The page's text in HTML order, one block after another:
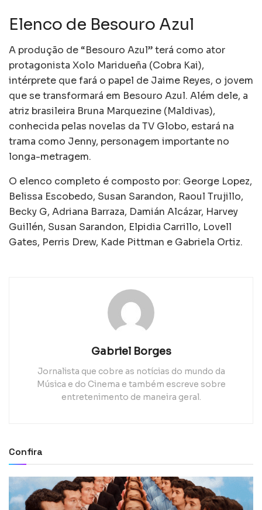
Elenco de Besouro Azul
A produção de “Besouro Azul” terá como ator
protagonista Xolo Maridueña (Cobra Kai),
intérprete que fará o papel de Jaime Reyes, o jovem
que se transformará em Besouro Azul. Além dele, a
atriz brasileira Bruna Marquezine (Maldivas),
conhecida pelas novelas da TV Globo, estará na
trama como Jenny, personagem importante no
longa-metragem.
O elenco completo é composto por: George Lopez,
Belissa Escobedo, Susan Sarandon, Raoul Trujillo,
Becky G, Adriana Barraza, Damián Alcázar, Harvey
Guillén, Susan Sarandon, Elpidia Carrillo, Lovell
Gates, Perris Drew, Kade Pittman e Gabriela Ortiz.
Gabriel Borges
Jornalista que cobre as notícias do mundo da
Música e do Cinema e também escreve sobre
entretenimento de maneira geral.
Confira